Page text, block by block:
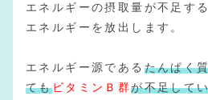
エネルギーの摂取量が不足す
エネルギーを放出します。
エネルギー源である たんぱく
てもビタミンＢ群が不足して